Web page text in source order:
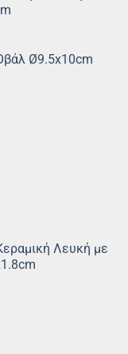
Ø9.5x10cm
Λευκή με